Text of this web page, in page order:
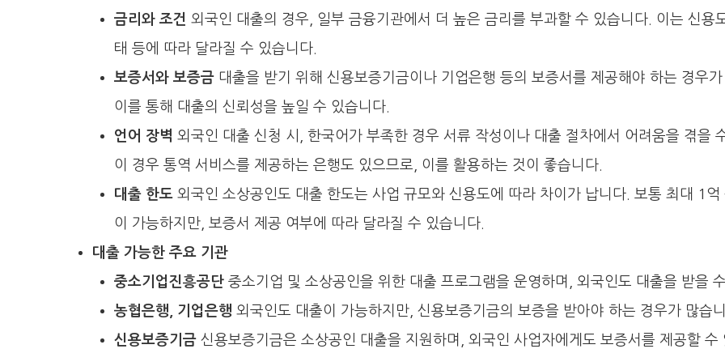
금리와 조건 외국인 대출의 경우, 일부 금융기관에서 더 높은 금리를 부과할 수 있습니다. 이는 신용
태 등에 따라 달라질 수 있습니다.
보증서와 보증금대출을 받기 위해 신용보증기금이나 기업은행 등의 보증서를 제공해야 하는 경우
이를 통해 대출의 신뢰성을 높일 수 있습니다.
언어 장벽 외국인 대출 신청 시, 한국어가 부족한 경우 서류 작성이나 대출 절차에서 어려움을 겪을
이 경우 통역 서비스를 제공하는 은행도 있으므로, 이를 활용하는 것이 좋습니다.
대출 한도외국인 소상공인도 대출 한도는 사업 규모와 신용도에 따라 차이가 납니다. 보통 최대 1억
이 가능하지만, 보증서 제공 여부에 따라 달라질 수 있습니다.
대출 가능한 주요 기관
중소기업진흥공단중소기업 및 소상공인을 위한 대출 프로그램을 운영하며, 외국인도 대출을 받을
농협은행, 기업은행 외국인도 대출이 가능하지만, 신용보증기금의 보증을 받아야 하는 경우가 많습
신용보증기금신용보증기금은 소상공인 대출을 지원하며, 외국인 사업자에게도 보증서를 제공할 수